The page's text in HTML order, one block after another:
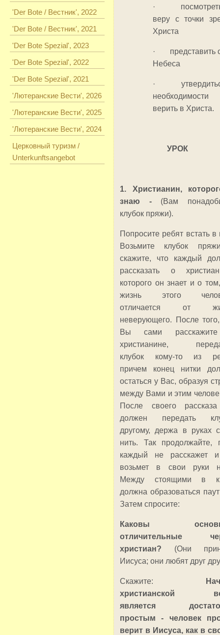
'Der Bote / Вестник', 2022
'Der Bote / Вестник', 2021
'Der Bote Spezial', 2023
'Der Bote Spezial', 2022
'Der Bote Spezial', 2021
'Лютеранские Вести', 2026
'Лютеранские Вести', 2025
'Лютеранские Вести', 2024
Церковный туризм /
Unterkunftsangebot
·
веру с точки
Христа
· представить
Небеса
·
необходимости
верить в Христа.
УРОК
1. Христианин,
знаю - (Вам
клубок пряжи).
Попросите ребят встать в
Возьмите клубок
скажите, что каждый
рассказать о
которого он знает и о
жизнь этого
отличается от
неверующего. После
Вы сами
христианине,
клубок кому-то из
причем конец нитки
остаться у Вас, образуя
между Вами и этим
После своего
должен передать
другому, держа в руках
нить. Так продолжайте,
каждый не расскажет
возьмет в свои руки
Между стоящими в
должна образоваться
Затем спросите:
Каковы
отличительные
христиан? (Они
Иисуса; они любят друг
Скажите:
христианской
является
простым - человек
верит в Иисуса, как в